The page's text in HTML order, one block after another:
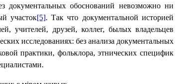
документальных обоснований невозможно ни
участок[5]. Так что документальной историей
друзей, коллег, былых владельцев
исследованиях: без анализа документальных
практики, фольклора, этнических специфик